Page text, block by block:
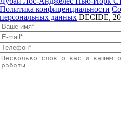
Политика конфиценциальности
персональных данных DECIDE,